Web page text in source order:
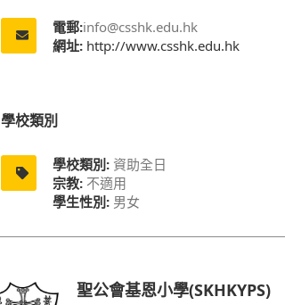
電郵:info@csshk.edu.hk
網址: http://www.csshk.edu.hk
學校類別
學校類別: 資助全日
宗教: 不適用
學生性別: 男女
聖公會基恩小學(SKHKYPS)